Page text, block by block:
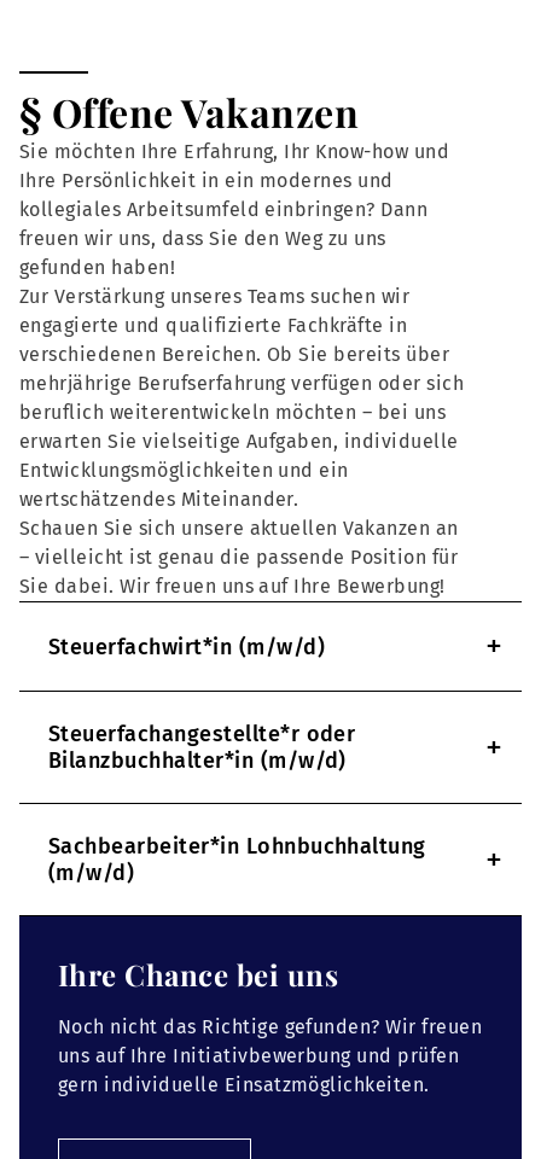
§ Offene Vakanzen
Sie möchten Ihre Erfahrung, Ihr Know-how und
Ihre Persönlichkeit in ein modernes und
kollegiales Arbeitsumfeld einbringen? Dann
freuen wir uns, dass Sie den Weg zu uns
gefunden haben!
Zur Verstärkung unseres Teams suchen wir
engagierte und qualifizierte Fachkräfte in
verschiedenen Bereichen. Ob Sie bereits über
mehrjährige Berufserfahrung verfügen oder sich
beruflich weiterentwickeln möchten – bei uns
erwarten Sie vielseitige Aufgaben, individuelle
Entwicklungsmöglichkeiten und ein
wertschätzendes Miteinander.
Schauen Sie sich unsere aktuellen Vakanzen an
– vielleicht ist genau die passende Position für
Sie dabei. Wir freuen uns auf Ihre Bewerbung!
Steuerfachwirt*in (m/w/d) +
Steuerfachangestellte*r oder
Bilanzbuchhalter*in (m/w/d)
+
Sachbearbeiter*in Lohnbuchhaltung
(m/w/d)
+
Ihre Chance bei uns
Noch nicht das Richtige gefunden? Wir freuen
uns auf Ihre Initiativbewerbung und prüfen
gern individuelle Einsatzmöglichkeiten.